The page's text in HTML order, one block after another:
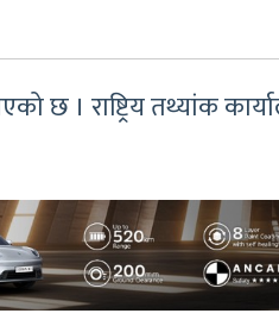
छ । राष्ट्रिय तथ्यांक